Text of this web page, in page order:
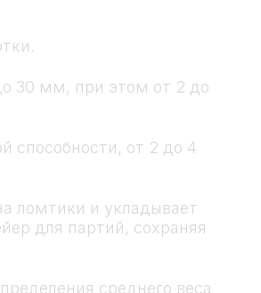
30 мм, при этом от 2 до
способности, от 2 до 4
ломтики и укладывает
для партий, сохраняя
среднего веса